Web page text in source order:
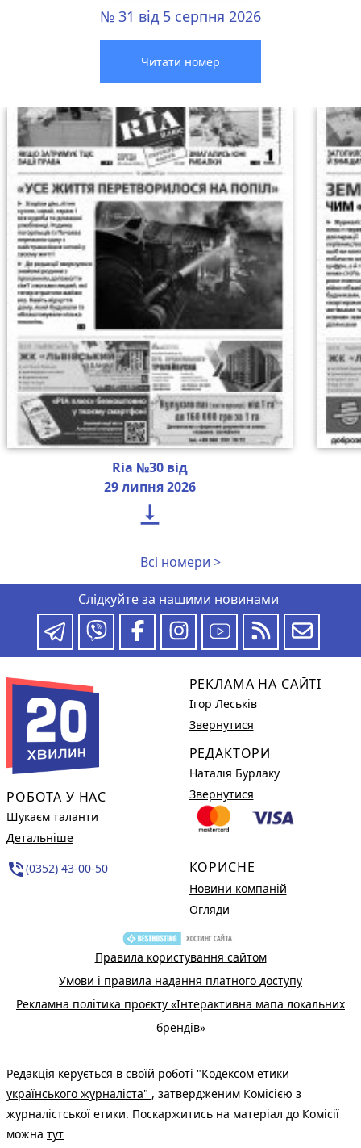
№ 31 від 5 серпня 2026
Читати номер
Ria №30 від
29 липня 2026

Всі номери >
Слідкуйте за нашими новинами
РОБОТА У НАС
Шукаєм таланти
Детальніше
phone_in_talk(0352) 43-00-50
РЕКЛАМА НА САЙТІ
Ігор Леськів
Звернутися
РЕДАКТОРИ
Наталія Бурлаку
Звернутися
КОРИСНЕ
Новини компаній
Огляди
Правила користування сайтом
Умови і правила надання платного доступу
Рекламна політика проєкту «Інтерактивна мапа локальних
брендів»
Редакція керується в своїй роботі "Кодексом етики
українського журналіста" , затвердженим Комісією з
журналістської етики. Поскаржитись на матеріал до Комісії
можна тут